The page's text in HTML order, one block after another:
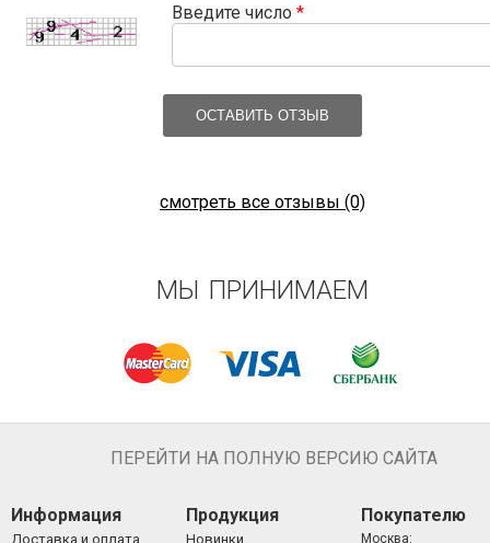
Введите число *
ОСТАВИТЬ ОТЗЫВ
смотреть все отзывы (0)
МЫ ПРИНИМАЕМ
ПЕРЕЙТИ НА ПОЛНУЮ ВЕРСИЮ САЙТА
Информация
Доставка и оплата
Продукция
Новинки
Покупателю
Москва: